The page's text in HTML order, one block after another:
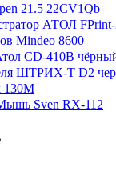
21.5 22CV1Qb
АТОЛ
Mindeo 8600
CD-410B
ШТРИХ-T D2
130M
Sven RX-112